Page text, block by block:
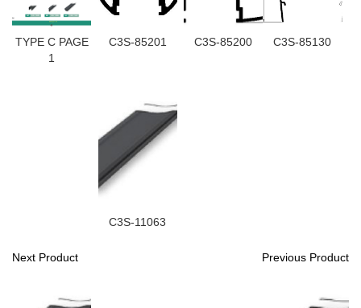
TYPE C PAGE
1
C3S-85201 C3S-85200 C3S-85130
C3S-11063
Next Product Previous Product